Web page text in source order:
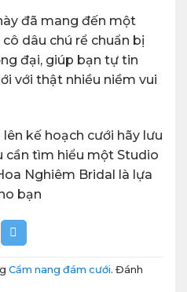
đã mang đến một
dâu chú rể chuẩn bị
đại, giúp bạn tự tin
với thật nhiều niềm vui
kế hoạch cưới hãy lưu
cần tìm hiểu một Studio
Nghiêm Bridal là lựa
bạn
Cẩm nang đám cưới. Đánh